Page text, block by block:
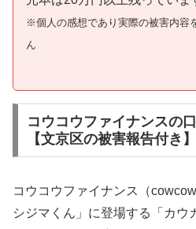
※個人の感想であり実際の被害内容
ん
コウコウファイナンスの
【文京区の被害報告付き】
コウコウファイナンス（
シジマくん」に登場する「カウ